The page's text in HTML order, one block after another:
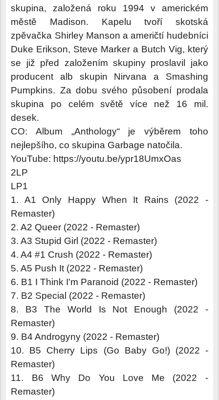
skupina, založená roku 1994 v americkém
městě Madison. Kapelu tvoří skotská
zpěvačka Shirley Manson a američtí hudebníci
Duke Erikson, Steve Marker a Butch Vig, který
se již před založením skupiny proslavil jako
producent alb skupin Nirvana a Smashing
Pumpkins. Za dobu svého působení prodala
skupina po celém světě více než 16 mil.
desek.
CO: Album „Anthology“ je výběrem toho
nejlepšího, co skupina Garbage natočila.
YouTube: https://youtu.be/ypr18UmxOas
2LP
LP1
1. A1 Only Happy When It Rains (2022 -
Remaster)
2. A2 Queer (2022 - Remaster)
3. A3 Stupid Girl (2022 - Remaster)
4. A4 #1 Crush (2022 - Remaster)
5. A5 Push It (2022 - Remaster)
6. B1 I Think I'm Paranoid (2022 - Remaster)
7. B2 Special (2022 - Remaster)
8. B3 The World Is Not Enough (2022 -
Remaster)
9. B4 Androgyny (2022 - Remaster)
10. B5 Cherry Lips (Go Baby Go!) (2022 -
Remaster)
11. B6 Why Do You Love Me (2022 -
Remaster)